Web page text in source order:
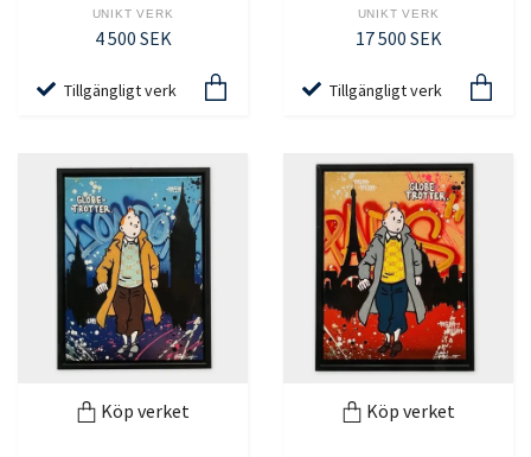
UNIKT VERK
4 500 SEK
Tillgängligt verk
UNIKT VERK
17 500 SEK
Tillgängligt verk
Köp verket Köp verket